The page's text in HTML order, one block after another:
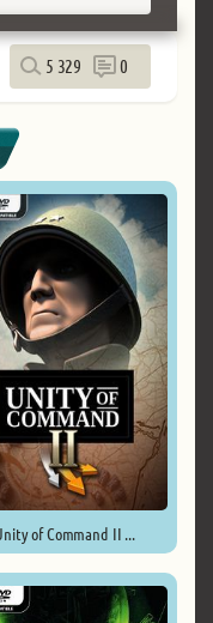
5 329 0
of Command II ...